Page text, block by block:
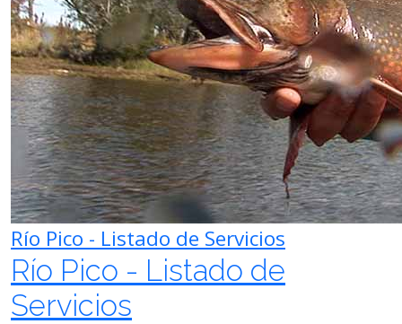
Río Pico - Listado de Servicios
Río Pico - Listado de
Servicios